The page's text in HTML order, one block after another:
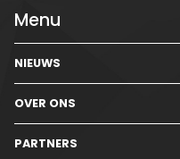
Menu
NIEUWS
OVER ONS
PARTNERS